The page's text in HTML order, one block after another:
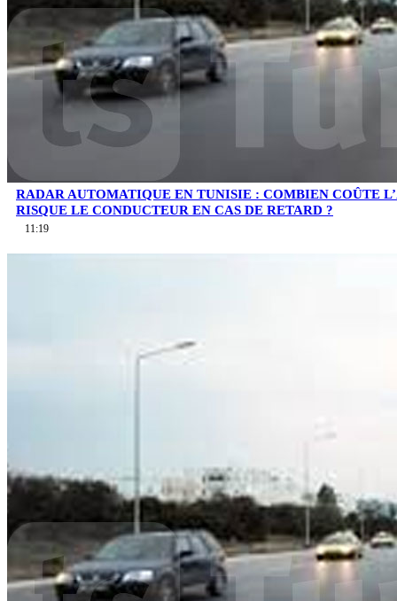
RADAR AUTOMATIQUE EN TUNISIE : COMBIEN COÛTE
RISQUE LE CONDUCTEUR EN CAS DE RETARD ?
11:19